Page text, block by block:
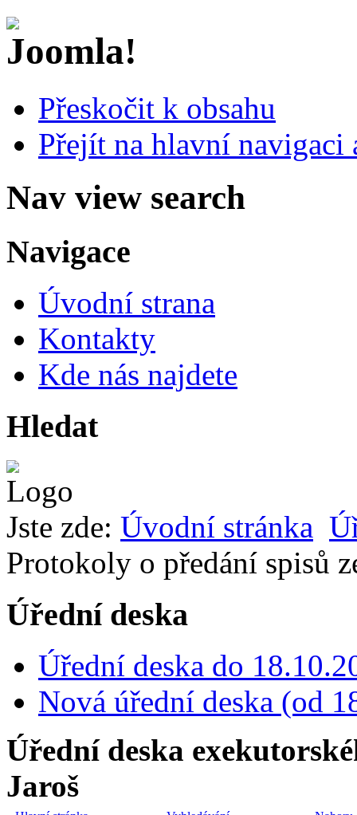
Přeskočit k obsahu
Přejít na hlavní navigaci
Nav view search
Navigace
Úvodní strana
Kontakty
Kde nás najdete
Hledat
Jste zde: Úvodní stránka
Protokoly o předání spisů
Úřední deska
Úřední deska do
Nová úřední deska (od
Úřední deska
Jaroš